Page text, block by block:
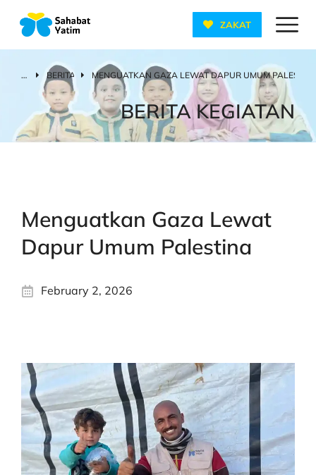
ZAKAT
You are here:
BERITA MENGUATKAN GAZA LEWAT DAPUR UMUM
BERITA KEGIATAN
Menguatkan Gaza Lewat
Dapur Umum Palestina
February 2, 2026